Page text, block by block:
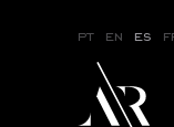
pt en es